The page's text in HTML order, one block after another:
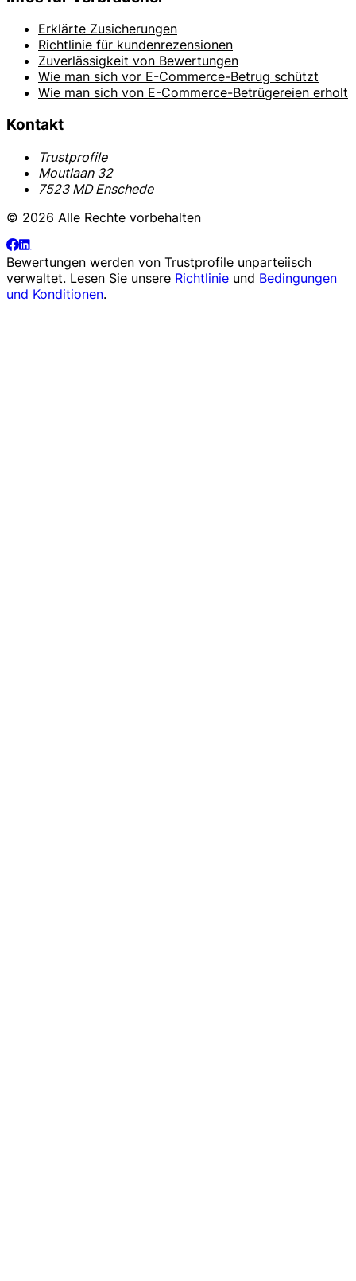
Erklärte Zusicherungen
Richtlinie für kundenrezensionen
Zuverlässigkeit von Bewertungen
Wie man sich vor E-Commerce-Betrug schützt
Wie man sich von E-Commerce-Betrügereien erholt
Kontakt
Trustprofile
Moutlaan 32
7523 MD Enschede
© 2026 Alle Rechte vorbehalten
Bewertungen werden von Trustprofile unparteiisch
verwaltet. Lesen Sie unsere Richtlinie und Bedingungen
und Konditionen.